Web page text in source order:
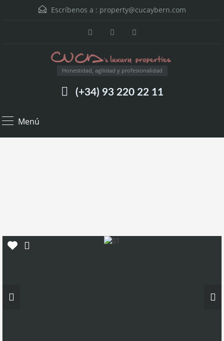
Escríbenos a : property@cucaybern.com
Honestidad, agilidad y profesionalidad
(+34) 93 220 22 11
Menú